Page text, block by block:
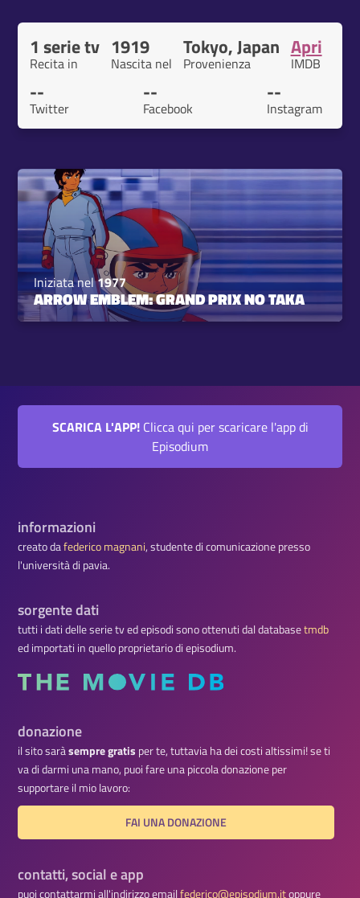
1 serie tv
Recita in
1919
Nascita nel
Tokyo, Japan
Provenienza
Apri
IMDB
--
Twitter
--
Facebook
--
Instagram
Iniziata nel1977
ARROW EMBLEM: GRAND PRIX NO TAKA
SCARICA L'APP!Clicca qui per scaricare l'app di
Episodium
informazioni
creato dafederico magnani, studente di comunicazione presso
l'università di pavia.
sorgente dati
tutti i dati delle serie tv ed episodi sono ottenuti dal databasetmdb
ed importati in quello proprietario di episodium.
donazione
il sito saràsempre gratis per te, tuttavia ha dei costi altissimi! se ti
va di darmi una mano, puoi fare una piccola donazione per
supportare il mio lavoro:
FAI UNA DONAZIONE
contatti, social e app
puoi contattarmi all'indirizzo emailfederico@episodium.itoppure